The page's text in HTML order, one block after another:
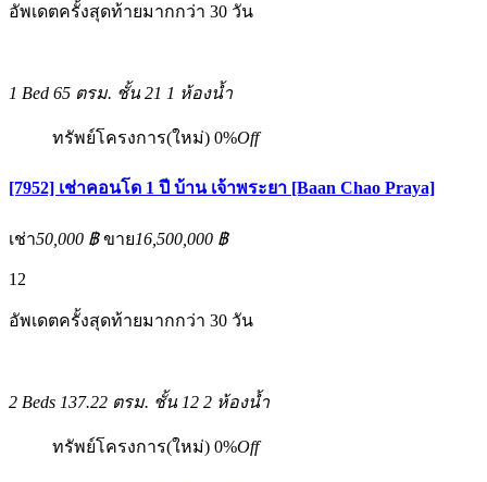
อัพเดตครั้งสุดท้ายมากกว่า 30 วัน
1 Bed 65 ตรม. ชั้น 21 1 ห้องน้ำ
ทรัพย์โครงการ(ใหม่) 0%Off
[7952] เช่าคอนโด 1 ปี บ้าน เจ้าพระยา [Baan Chao Praya]
เช่า50,000 ฿ ขาย16,500,000 ฿
12
อัพเดตครั้งสุดท้ายมากกว่า 30 วัน
2 Beds 137.22 ตรม. ชั้น 12 2 ห้องน้ำ
ทรัพย์โครงการ(ใหม่) 0%Off